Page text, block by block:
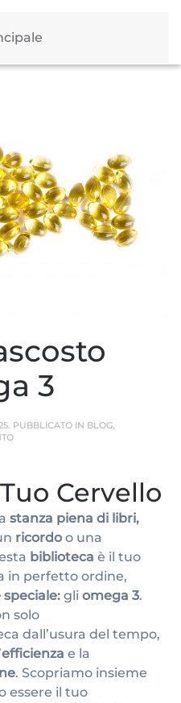
Alzheimer
3
. PUBBLICATO IN BLOG,
SU
DEGLI
OMEGA
Cervello
stanza piena di libri,
ricordo o una
biblioteca è il tuo
in perfetto ordine,
gli omega 3.
solo
dall’usura del tempo,
efficienza e la
. Scopriamo insieme
essere il tuo